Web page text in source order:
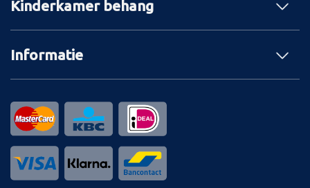
Kinderkamer behang
Informatie